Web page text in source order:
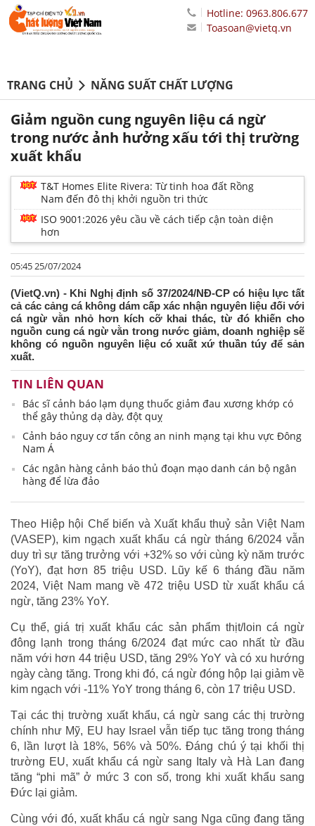
Hotline: 0963.806.677
Toasoan@vietq.vn
TRANG CHỦ NĂNG SUẤT CHẤT LƯỢNG
Giảm nguồn cung nguyên liệu cá ngừ
trong nước ảnh hưởng xấu tới thị trường
xuất khẩu
T&T Homes Elite Rivera: Từ tinh hoa đất Rồng
Nam đến đô thị khởi nguồn tri thức
ISO 9001:2026 yêu cầu về cách tiếp cận toàn diện
hơn
05:45 25/07/2024
(VietQ.vn) - Khi Nghị định số 37/2024/NĐ-CP có hiệu lực tất
cả các cảng cá không dám cấp xác nhận nguyên liệu đối với
cá ngừ vằn nhỏ hơn kích cỡ khai thác, từ đó khiến cho
nguồn cung cá ngừ vằn trong nước giảm, doanh nghiệp sẽ
không có nguồn nguyên liệu có xuất xứ thuần túy để sản
xuất.
TIN LIÊN QUAN
Bác sĩ cảnh báo lạm dụng thuốc giảm đau xương khớp có
thể gây thủng dạ dày, đột quỵ
Cảnh báo nguy cơ tấn công an ninh mạng tại khu vực Đông
Nam Á
Các ngân hàng cảnh báo thủ đoạn mạo danh cán bộ ngân
hàng để lừa đảo
Theo Hiệp hội Chế biến và Xuất khẩu thuỷ sản Việt Nam
(VASEP), kim ngạch xuất khẩu cá ngừ tháng 6/2024 vẫn
duy trì sự tăng trưởng với +32% so với cùng kỳ năm trước
(YoY), đạt hơn 85 triệu USD. Lũy kế 6 tháng đầu năm
2024, Việt Nam mang về 472 triệu USD từ xuất khẩu cá
ngừ, tăng 23% YoY.
Cụ thể, giá trị xuất khẩu các sản phẩm thịt/loin cá ngừ
đông lạnh trong tháng 6/2024 đạt mức cao nhất từ đầu
năm với hơn 44 triệu USD, tăng 29% YoY và có xu hướng
ngày càng tăng. Trong khi đó, cá ngừ đóng hộp lại giảm về
kim ngạch với -11% YoY trong tháng 6, còn 17 triệu USD.
Tại các thị trường xuất khẩu, cá ngừ sang các thị trường
chính như Mỹ, EU hay Israel vẫn tiếp tục tăng trong tháng
6, lần lượt là 18%, 56% và 50%. Đáng chú ý tại khối thị
trường EU, xuất khẩu cá ngừ sang Italy và Hà Lan đang
tăng “phi mã” ở mức 3 con số, trong khi xuất khẩu sang
Đức lại giảm.
Cùng với đó, xuất khẩu cá ngừ sang Nga cũng đang tăng